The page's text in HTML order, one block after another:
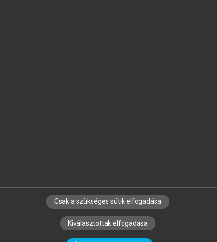
SZERZŐKNEK CÉGEKNEK KÖNYVTÁROSOKNAK
SZERKESZTÉSI ÉS LEKTORÁLÁSI ALAPELVEK
Csak a szükséges sütik elfogadása
Kiválasztottak elfogadása